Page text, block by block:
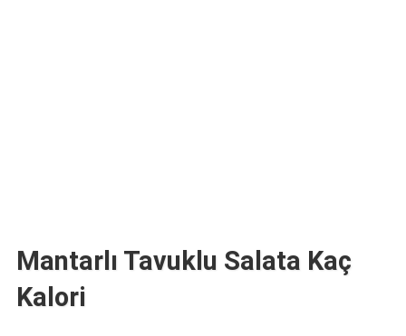
Mantarlı Tavuklu Salata Kaç
Kalori